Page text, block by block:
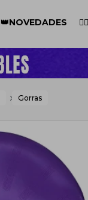
👑NOVEDADES
Gorras